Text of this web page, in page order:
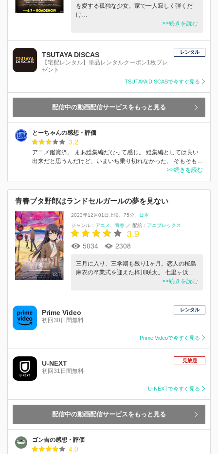
を愛する孤独な少女。家で一人寂しく弾くだ
け…
>>続きを読む
TSUTAYA DISCAS
【宅配レンタル】単品レンタルクーポン1枚プレ
ゼント
レンタル
TSUTAYA DISCASで今すぐ見る
配信中の動画配信サービスをもっと見る
とーちゃんの感想・評価
3.2
アニメ鑑賞済。 まあ総集編だなって感じ。 総集編としては良い
出来だと思うんだけど、いまいち乗り切れなかった。 そもそも…
>>続きを読む
青春ブタ野郎はランドセルガールの夢を見ない
2023年12月01日上映 75分
日本
ジャンル： アニメ 青春 ／ 配給： アニプレックス
3.9
5034 2308
三月に入り、三学期も残り1ヶ月。恋人の桜島
麻衣の卒業式を迎えた梓川咲太。 七里ヶ浜…
>>続きを読む
Prime Video
初回30日間無料
レンタル
Prime Videoで今すぐ見る
U-NEXT
初回31日間無料
見放題
U-NEXTで今すぐ見る
配信中の動画配信サービスをもっと見る
ゴン吉の感想・評価
4.0